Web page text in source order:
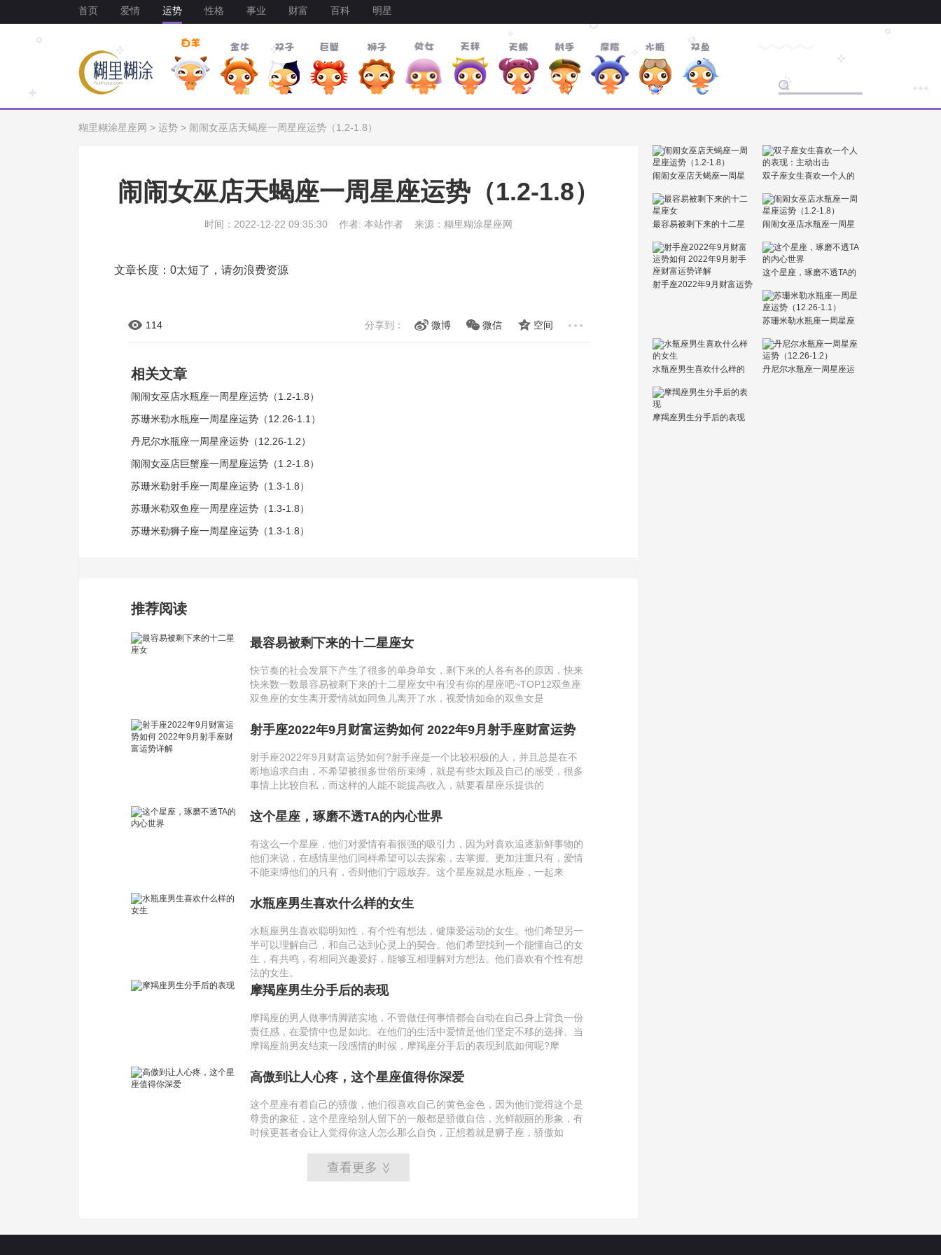
首页 爱情 运势 性格 事业 财富 百科 明星
糊里糊涂星座网 > 运势 > 闹闹女巫店天蝎座一周星座运势（1.2-1.8）
闹闹女巫店天蝎座一周星座运势（1.2-1.8）
时间：2022-12-22 09:35:30 作者: 本站作者 来源：糊里糊涂星座网
文章长度：0太短了，请勿浪费资源
114 分享到： 微博 微信 空间
相关文章
闹闹女巫店水瓶座一周星座运势（1.2-1.8）
苏珊米勒水瓶座一周星座运势（12.26-1.1）
丹尼尔水瓶座一周星座运势（12.26-1.2）
闹闹女巫店巨蟹座一周星座运势（1.2-1.8）
苏珊米勒射手座一周星座运势（1.3-1.8）
苏珊米勒双鱼座一周星座运势（1.3-1.8）
苏珊米勒狮子座一周星座运势（1.3-1.8）
推荐阅读
最容易被剩下来的十二星座女
快节奏的社会发展下产生了很多的单身单女，剩下来的人各有各的原因，快来
快来数一数最容易被剩下来的十二星座女中有没有你的星座吧~TOP12双鱼座
双鱼座的女生离开爱情就如同鱼儿离开了水，视爱情如命的双鱼女是
射手座2022年9月财富运势如何 2022年9月射手座财富运势
详解
射手座2022年9月财富运势如何?射手座是一个比较积极的人，并且总是在不
断地追求自由，不希望被很多世俗所束缚，就是有些太顾及自己的感受，很多
事情上比较自私，而这样的人能不能提高收入，就要看星座乐提供的
这个星座，琢磨不透TA的内心世界
有这么一个星座，他们对爱情有着很强的吸引力，因为对喜欢追逐新鲜事物的
他们来说，在感情里他们同样希望可以去探索，去掌握。更加注重只有，爱情
不能束缚他们的只有，否则他们宁愿放弃。这个星座就是水瓶座，一起来
水瓶座男生喜欢什么样的女生
水瓶座男生喜欢聪明知性，有个性有想法，健康爱运动的女生。他们希望另一
半可以理解自己，和自己达到心灵上的契合。他们希望找到一个能懂自己的女
生，有共鸣，有相同兴趣爱好，能够互相理解对方想法。​​他们喜欢有个性有想
法的女生。
摩羯座男生分手后的表现
摩羯座的男人做事情脚踏实地，不管做任何事情都会自动在自己身上背负一份
责任感，在爱情中也是如此。在他们的生活中爱情是他们坚定不移的选择。当
摩羯座前男友结束一段感情的时候，摩羯座分手后的表现到底如何呢?摩
高傲到让人心疼，这个星座值得你深爱
这个星座有着自己的骄傲，他们很喜欢自己的黄色金色，因为他们觉得这个是
尊贵的象征，这个星座给别人留下的一般都是骄傲自信，光鲜靓丽的形象，有
时候更甚者会让人觉得你这人怎么那么自负，正想着就是狮子座，骄傲如
查看更多 >>
闹闹女巫店天蝎座一周星
双子座女生喜欢一个人的
最容易被剩下来的十二星
闹闹女巫店水瓶座一周星
射手座2022年9月财富运势
这个星座，琢磨不透TA的
苏珊米勒水瓶座一周星座
水瓶座男生喜欢什么样的
丹尼尔水瓶座一周星座运
摩羯座男生分手后的表现